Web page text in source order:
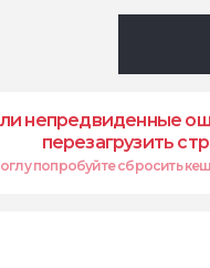
непредвиденные
перезагрузить
попробуйте сбросить кеш